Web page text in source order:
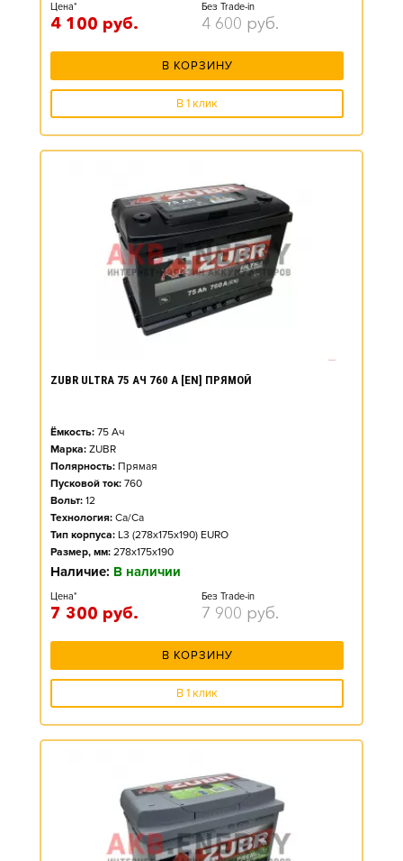
Цена*
4 100 руб.
Без Trade-in
4 600 руб.
В КОРЗИНУ
В 1 клик
ZUBR ULTRA 75 АЧ 760 А [EN] ПРЯМОЙ
Ёмкость: 75 Ач
Марка: ZUBR
Полярность: Прямая
Пусковой ток: 760
Вольт: 12
Технология: Ca/Ca
Тип корпуса: L3 (278x175x190) EURO
Размер, мм: 278x175x190
Наличие: В наличии
Цена*
7 300 руб.
Без Trade-in
7 900 руб.
В КОРЗИНУ
В 1 клик